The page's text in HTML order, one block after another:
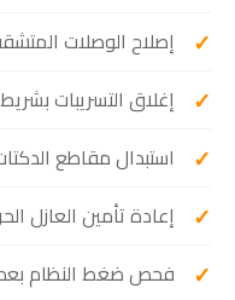
إصلاح الوصلات
إغلاق التسريبات
استبدال مقاطع
إعادة تأمين العازل
فحص ضغط النظام بعد